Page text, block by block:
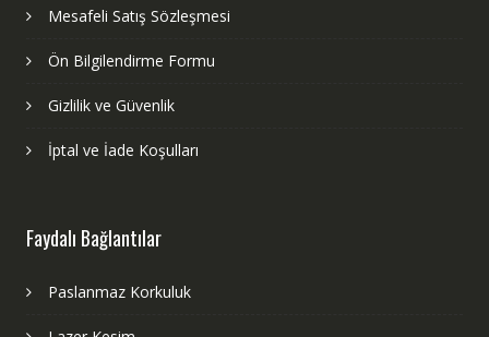
Mesafeli Satış Sözleşmesi
Ön Bilgilendirme Formu
Gizlilik ve Güvenlik
İptal ve İade Koşulları
Faydalı Bağlantılar
Paslanmaz Korkuluk